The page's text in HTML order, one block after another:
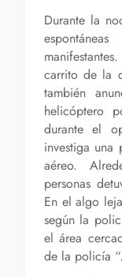
Durante la
carrito de la
también
helicóptero
durante el
investiga una
aéreo.
personas
En el algo
según la
el área
de la policía “.